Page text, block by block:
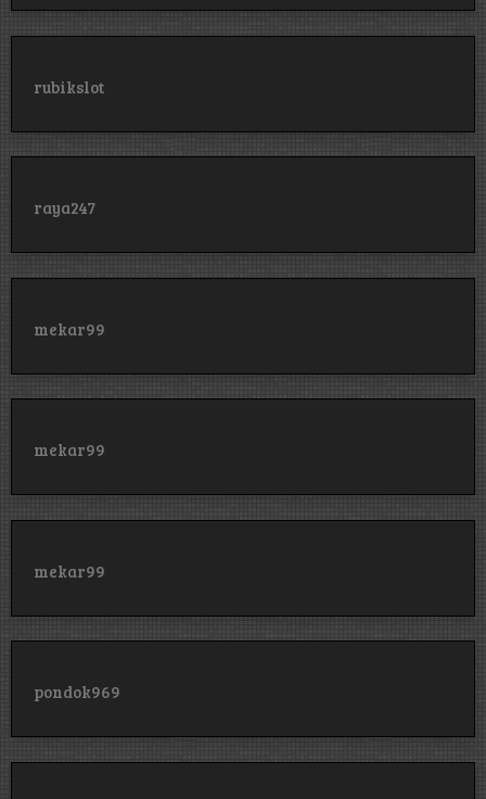
rubikslot
raya247
mekar99
mekar99
mekar99
pondok969